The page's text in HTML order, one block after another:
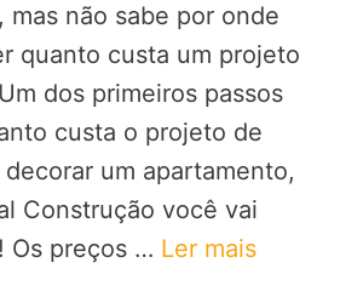
mas não sabe por onde
quanto custa um projeto
dos primeiros passos
custa o projeto de
um apartamento,
Construção você vai
Os preços … Ler mais